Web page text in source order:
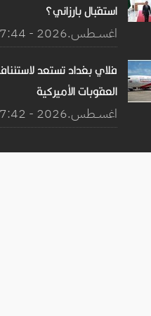
استقبال بارزاني؟
06 اغســطس.2026 - 17:44
فلاي بغداد تستعد
العقوبات الأميركية
06 اغســطس.2026 - 17:42